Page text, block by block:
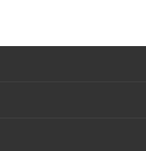
но также и для
и яркости.